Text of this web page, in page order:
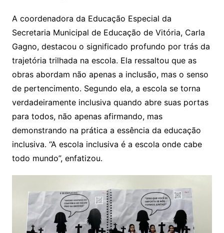
A coordenadora da Educação Especial da
Secretaria Municipal de Educação de Vitória, Carla
Gagno, destacou o significado profundo por trás da
trajetória trilhada na escola. Ela ressaltou que as
obras abordam não apenas a inclusão, mas o senso
de pertencimento. Segundo ela, a escola se torna
verdadeiramente inclusiva quando abre suas portas
para todos, não apenas afirmando, mas
demonstrando na prática a essência da educação
inclusiva. “A escola inclusiva é a escola onde cabe
todo mundo”, enfatizou.